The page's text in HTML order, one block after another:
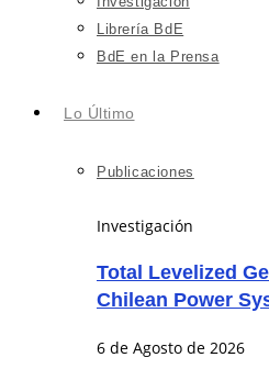
Librería BdE
BdE en la Prensa
Lo Último
Publicaciones
Investigación
Total Levelized
Chilean Power
6 de Agosto de 2026